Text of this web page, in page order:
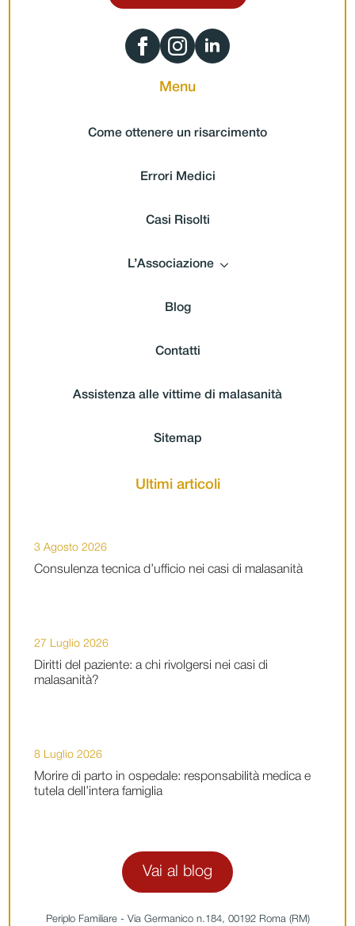
Menu
Come ottenere un risarcimento
Errori Medici
Casi Risolti
L’Associazione
Blog
Contatti
Assistenza alle vittime di malasanità
Sitemap
Ultimi articoli
Consulenza tecnica d’ufficio nei casi di malasanità
3 Agosto 2026
Diritti del paziente: a chi rivolgersi nei casi di
malasanità?
27 Luglio 2026
Morire di parto in ospedale: responsabilità medica e
tutela dell’intera famiglia
8 Luglio 2026
Vai al blog
Periplo Familiare - Via Germanico n.184, 00192 Roma (RM)